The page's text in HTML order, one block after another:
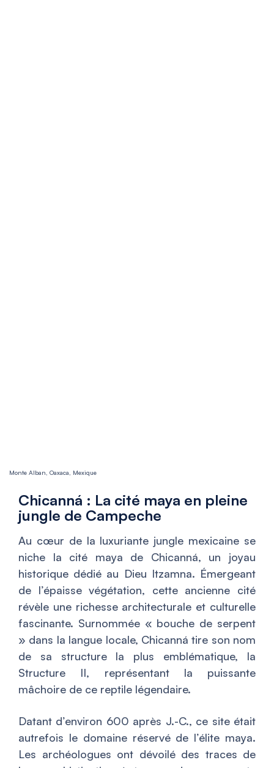
Monte Alban, Oaxaca, Mexique
Chicanná : La cité maya en pleine
jungle de Campeche
Au cœur de la luxuriante jungle mexicaine se
niche la cité maya de Chicanná, un joyau
historique dédié au Dieu Itzamna. Émergeant
de l’épaisse végétation, cette ancienne cité
révèle une richesse architecturale et culturelle
fascinante. Surnommée « bouche de serpent
» dans la langue locale, Chicanná tire son nom
de sa structure la plus emblématique, la
Structure II, représentant la puissante
mâchoire de ce reptile légendaire.
Datant d’environ 600 après J.-C., ce site était
autrefois le domaine réservé de l’élite maya.
Les archéologues ont dévoilé des traces de